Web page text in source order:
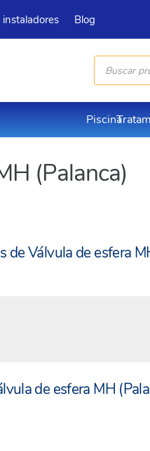
Blog
Búsqueda
productos
Piscina
(Palanca)
de Válvula de esfera
de esfera MH